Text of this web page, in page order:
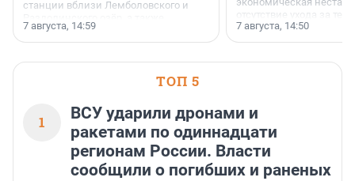
станции вблизи Лемболовского и
недалеко от Большого Тосненского
водопада.
7 августа, 14:59
отсутствие ухода за
сделали своё дело.
7 августа, 14:50
ТОП 5
1
ВСУ ударили дронами и
ракетами по одиннадцати
регионам России. Власти
сообщили о погибших и раненых